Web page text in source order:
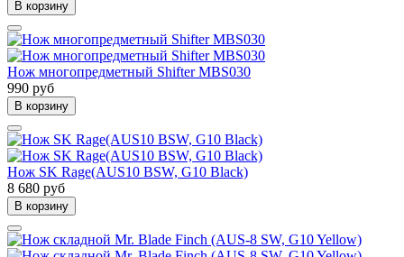
В корзину
Нож многопредметный Shifter MBS030
990 руб
В корзину
Нож SK Rage(AUS10 BSW, G10 Black)
8 680 руб
В корзину